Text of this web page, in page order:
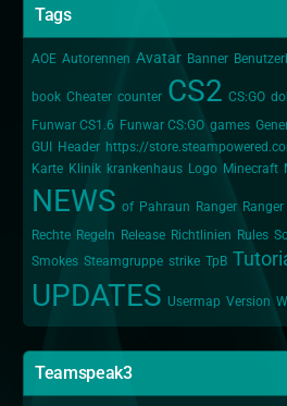
Tags
AOE Autorennen Avatar Banner
book Cheater counter CS2 CS:GO
Funwar CS1.6 Funwar CS:GO games
GUI
Header https://
Karte Klinik krankenhaus Logo Minecraft
NEWS of Pahraun Ranger
Rechte Regeln Release Richtlinien Rules
Smokes Steamgruppe strike TpB
UPDATES Usermap Version
Teamspeak3